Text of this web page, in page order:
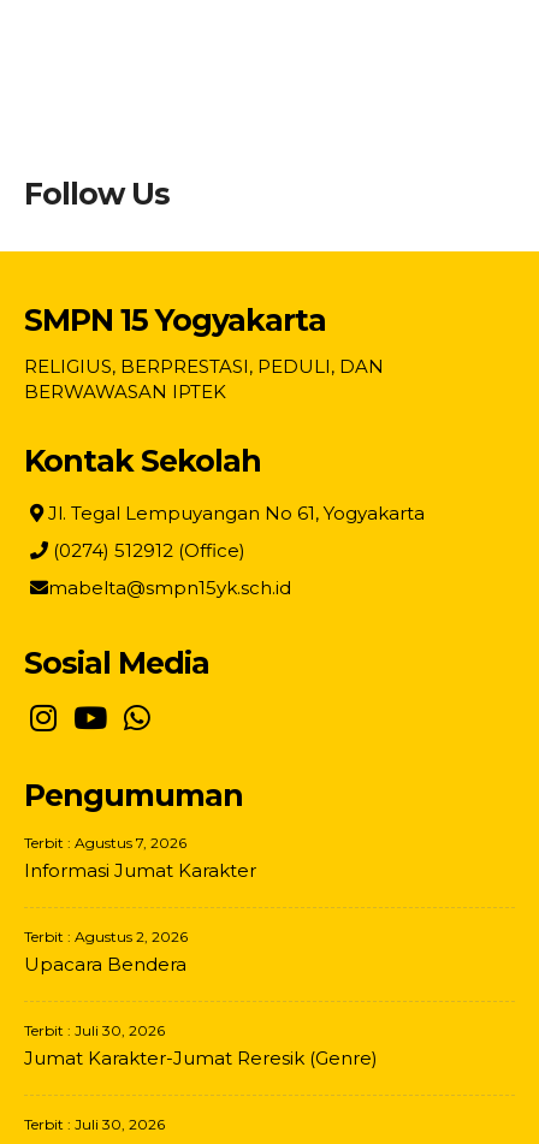
Follow Us
SMPN 15 Yogyakarta
RELIGIUS, BERPRESTASI, PEDULI, DAN
BERWAWASAN IPTEK
Kontak Sekolah
Jl. Tegal Lempuyangan No 61, Yogyakarta
(0274) 512912 (Office)
mabelta@smpn15yk.sch.id
Sosial Media
Pengumuman
Terbit : Agustus 7, 2026
Informasi Jumat Karakter
Terbit : Agustus 2, 2026
Upacara Bendera
Terbit : Juli 30, 2026
Jumat Karakter-Jumat Reresik (Genre)
Terbit : Juli 30, 2026